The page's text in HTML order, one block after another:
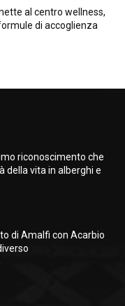
al centro wellness,
di accoglienza
riconoscimento che
della vita in alberghi e
di Amalfi con Acarbio